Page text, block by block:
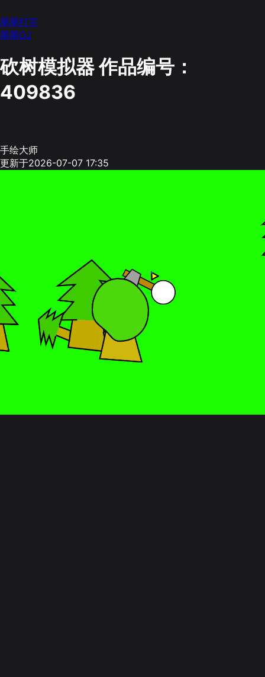
墨墨打字
墨墨OJ
砍树模拟器作品编号：
409836
手绘大师
更新于2026-07-07 17:35